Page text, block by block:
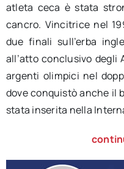
atleta ceca è stata
cancro. Vincitrice nel
due finali sull’erba
all’atto conclusivo degli
argenti olimpici nel
dove conquistò anche il
stata inserita nella